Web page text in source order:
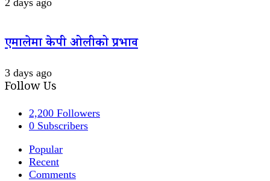
एमालेमा केपी ओलीको प्रभाव
3 days ago
Follow Us
2,200 Followers
0 Subscribers
Popular
Recent
Comments